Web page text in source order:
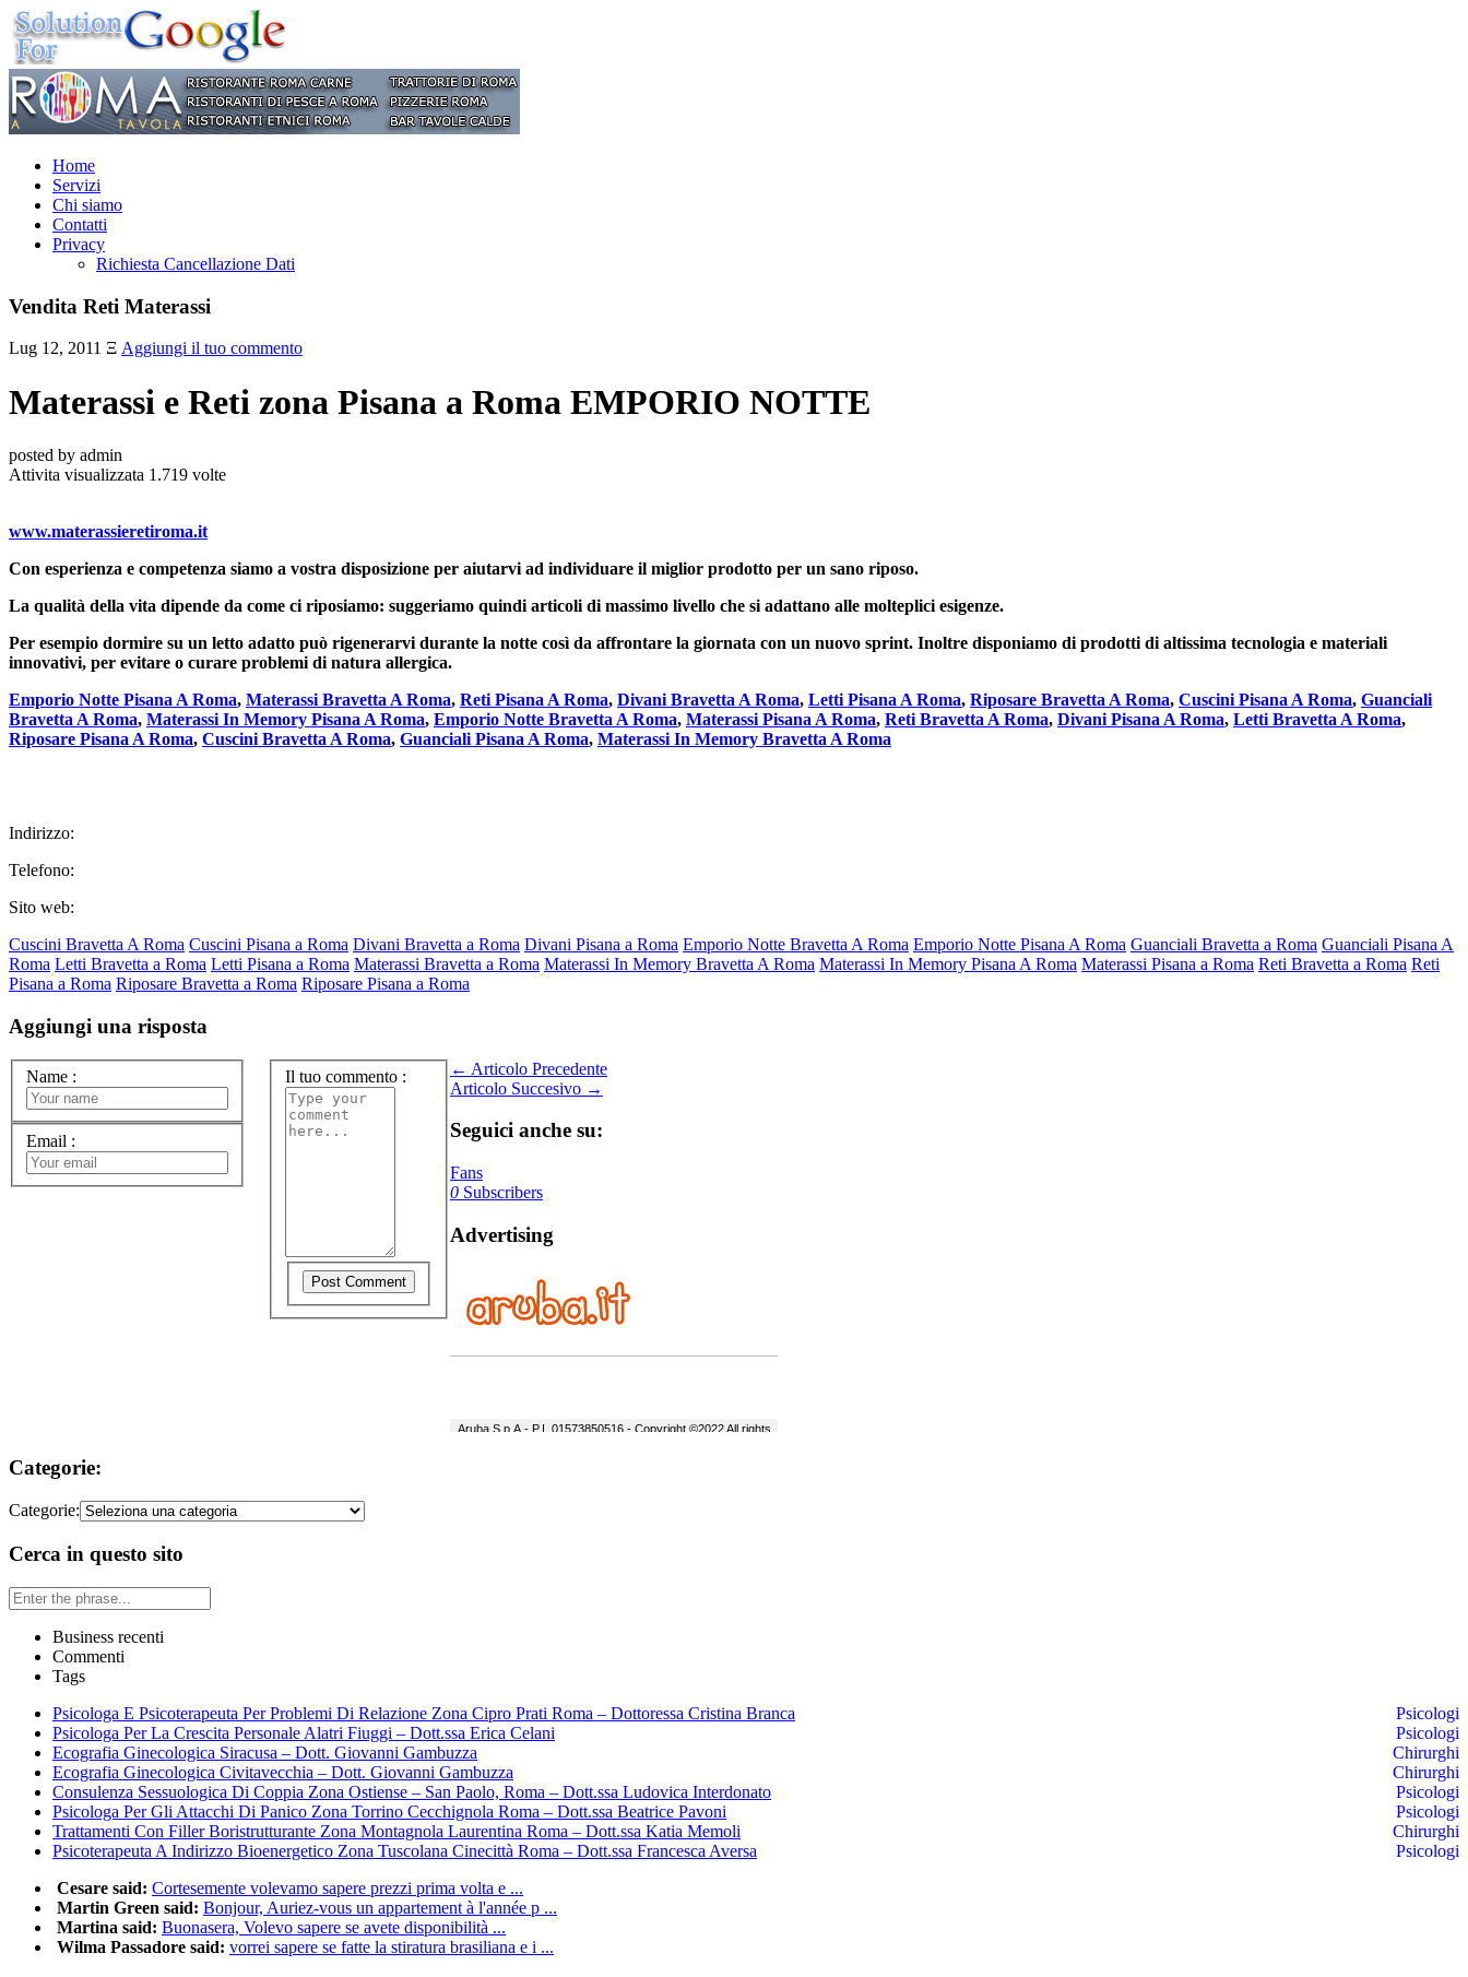
Home
Servizi
Chi siamo
Contatti
Privacy
Richiesta Cancellazione Dati
Vendita Reti Materassi
Lug 12, 2011 Ξ Aggiungi il tuo commento
Materassi e Reti zona Pisana a Roma EMPORIO NOTTE
posted by admin
Attivita visualizzata 1.719 volte
www.materassieretiroma.it
Con esperienza e competenza siamo a vostra disposizione per aiutarvi ad individuare il miglior prodotto per un sano riposo.
La qualità della vita dipende da come ci riposiamo: suggeriamo quindi articoli di massimo livello che si adattano alle molteplici esigenze.
Per esempio dormire su un letto adatto può rigenerarvi durante la notte così da affrontare la giornata con un nuovo sprint. Inoltre disponiamo di prodotti di altissima tecnologia e materiali
innovativi, per evitare o curare problemi di natura allergica.
Emporio Notte Pisana A Roma, Materassi Bravetta A Roma, Reti Pisana A Roma, Divani Bravetta A Roma, Letti Pisana A Roma, Riposare Bravetta A Roma, Cuscini Pisana A Roma, Guanciali
Bravetta A Roma, Materassi In Memory Pisana A Roma, Emporio Notte Bravetta A Roma, Materassi Pisana A Roma, Reti Bravetta A Roma, Divani Pisana A Roma, Letti Bravetta A Roma,
Riposare Pisana A Roma, Cuscini Bravetta A Roma, Guanciali Pisana A Roma, Materassi In Memory Bravetta A Roma
Indirizzo:
Telefono:
Sito web:
Cuscini Bravetta A Roma Cuscini Pisana a Roma Divani Bravetta a Roma Divani Pisana a Roma Emporio Notte Bravetta A Roma Emporio Notte Pisana A Roma Guanciali Bravetta a Roma Guanciali Pisana A
Roma Letti Bravetta a Roma Letti Pisana a Roma Materassi Bravetta a Roma Materassi In Memory Bravetta A Roma Materassi In Memory Pisana A Roma Materassi Pisana a Roma Reti Bravetta a Roma Reti
Pisana a Roma Riposare Bravetta a Roma Riposare Pisana a Roma
Aggiungi una risposta
Name :
Email :
Il tuo commento :
← Articolo Precedente
Articolo Succesivo →
Seguici anche su:
Fans
0 Subscribers
Advertising
Categorie:
Categorie:
Cerca in questo sito
Business recenti
Commenti
Tags
Psicologa E Psicoterapeuta Per Problemi Di Relazione Zona Cipro Prati Roma – Dottoressa Cristina Branca
Psicologi
Psicologa Per La Crescita Personale Alatri Fiuggi – Dott.ssa Erica Celani
Psicologi
Ecografia Ginecologica Siracusa – Dott. Giovanni Gambuzza
Chirurghi
Ecografia Ginecologica Civitavecchia – Dott. Giovanni Gambuzza
Chirurghi
Consulenza Sessuologica Di Coppia Zona Ostiense – San Paolo, Roma – Dott.ssa Ludovica Interdonato
Psicologi
Psicologa Per Gli Attacchi Di Panico Zona Torrino Cecchignola Roma – Dott.ssa Beatrice Pavoni
Psicologi
Trattamenti Con Filler Boristrutturante Zona Montagnola Laurentina Roma – Dott.ssa Katia Memoli
Chirurghi
Psicoterapeuta A Indirizzo Bioenergetico Zona Tuscolana Cinecittà Roma – Dott.ssa Francesca Aversa
Psicologi
Cesare said: Cortesemente volevamo sapere prezzi prima volta e ...
Martin Green said: Bonjour, Auriez-vous un appartement à l'année p ...
Martina said: Buonasera, Volevo sapere se avete disponibilità ...
Wilma Passadore said: vorrei sapere se fatte la stiratura brasiliana e i ...